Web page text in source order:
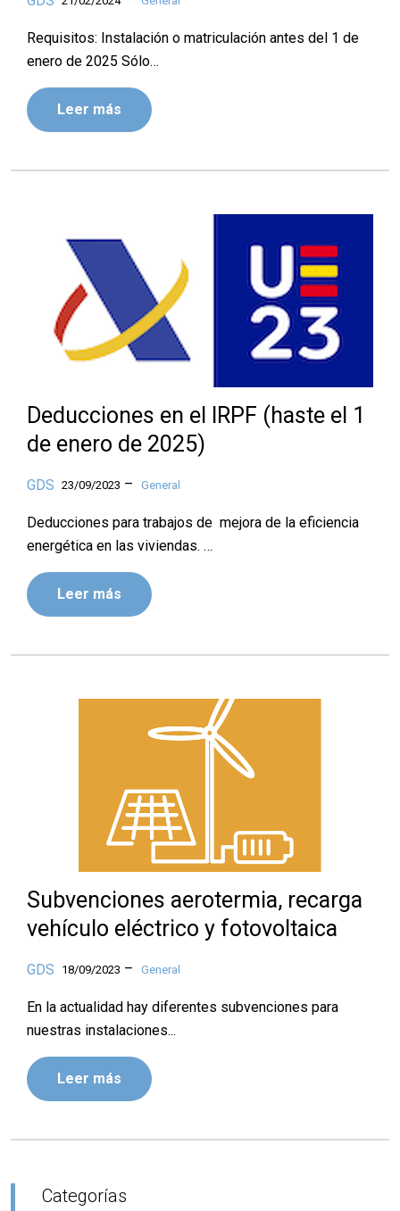
Requisitos: Instalación o matriculación antes del 1 de
enero de 2025 Sólo…
Leer más
Deducciones en el IRPF (haste el 1
de enero de 2025)
GDS 23/09/2023 – General
Deducciones para trabajos de mejora de la eficiencia
energética en las viviendas. …
Leer más
Subvenciones aerotermia, recarga
vehículo eléctrico y fotovoltaica
GDS 18/09/2023 – General
En la actualidad hay diferentes subvenciones para
nuestras instalaciones...
Leer más
Categorías